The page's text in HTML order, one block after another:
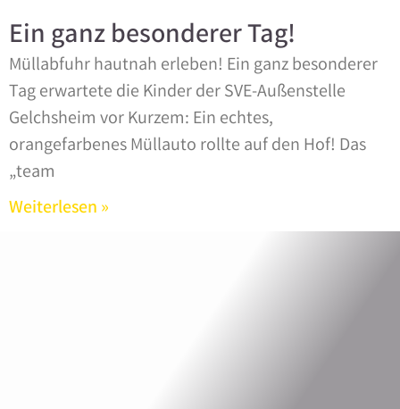
Ein ganz besonderer Tag!
Müllabfuhr hautnah erleben! Ein ganz besonderer
Tag erwartete die Kinder der SVE-Außenstelle
Gelchsheim vor Kurzem: Ein echtes,
orangefarbenes Müllauto rollte auf den Hof! Das
„team
Weiterlesen »